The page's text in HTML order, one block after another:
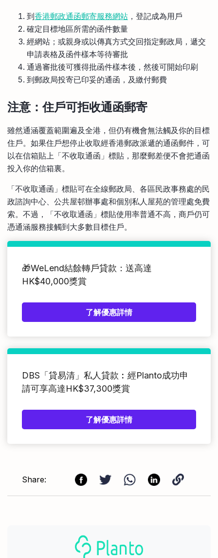
到香港郵政通函郵寄服務網站 ，登記成為用戶
確定目標地區所需的函件數量
經網站；或親身或以傳真方式交回指定郵政局，遞交
申請表格及函件樣本等待審批
通過審批後可獲得批函件樣本後，然後可開始印刷
到郵政局投寄已印妥的通函，及繳付郵費
注意：住戶可拒收通函郵寄
雖然通涵覆蓋範圍遍及全港，但仍有機會無法觸及你的目標
住戶。如果住戶想停止收取經香港郵政派遞的通函郵件，可
以在信箱貼上「不收取通函」標貼，那麼郵差便不會把通函
投入你的信箱裏。
「不收取通函」標貼可在全線郵政局、各區民政事務處的民
政諮詢中心、公共屋邨辦事處和個別私人屋苑的管理處免費
索。不過，「不收取通函」標貼使用率普通不高，商戶仍可
憑通涵服務接觸到大多數目標住戶。
🎁WeLend結餘轉戶貸款：送高達
HK$40,000獎賞
了解優惠詳情
DBS「貸易清」私人貸款︰經Planto成功申
請可享高達HK$37,300獎賞
了解優惠詳情
Share: